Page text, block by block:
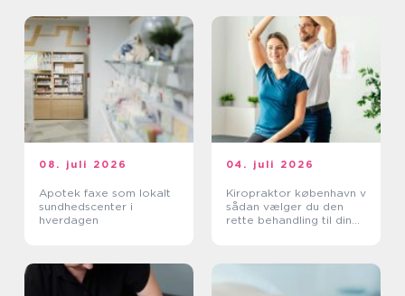
08. juli 2026
Apotek faxe som lokalt
sundhedscenter i
hverdagen
04. juli 2026
Kiropraktor københavn v
sådan vælger du den
rette behandling til dine